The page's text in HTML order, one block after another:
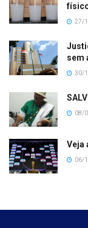
27/
sem
30/
08/
Veja
06/